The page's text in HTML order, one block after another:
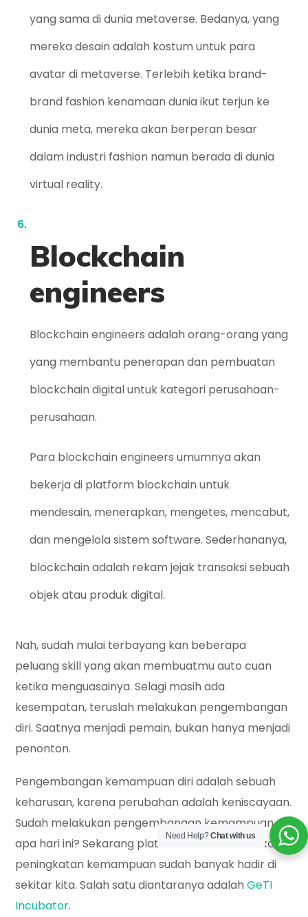
yang sama di dunia metaverse. Bedanya, yang
mereka desain adalah kostum untuk para
avatar di metaverse. Terlebih ketika brand-
brand fashion kenamaan dunia ikut terjun ke
dunia meta, mereka akan berperan besar
dalam industri fashion namun berada di dunia
virtual reality.
Blockchain
engineers
Blockchain engineers adalah orang-orang yang
yang membantu penerapan dan pembuatan
blockchain digital untuk kategori perusahaan-
perusahaan.
Para blockchain engineers umumnya akan
bekerja di platform blockchain untuk
mendesain, menerapkan, mengetes, mencabut,
dan mengelola sistem software. Sederhananya,
blockchain adalah rekam jejak transaksi sebuah
objek atau produk digital.
Nah, sudah mulai terbayang kan beberapa
peluang skill yang akan membuatmu auto cuan
ketika menguasainya. Selagi masih ada
kesempatan, teruslah melakukan pengembangan
diri. Saatnya menjadi pemain, bukan hanya menjadi
penonton.
Pengembangan kemampuan diri adalah sebuah
keharusan, karena perubahan adalah keniscayaan.
Sudah melakukan pengembangan kemampuan
apa hari ini? Sekarang platform untuk melakukan
peningkatan kemampuan sudah banyak hadir di
sekitar kita. Salah satu diantaranya adalahGeTI
Incubator.
Need Help?Chat with us